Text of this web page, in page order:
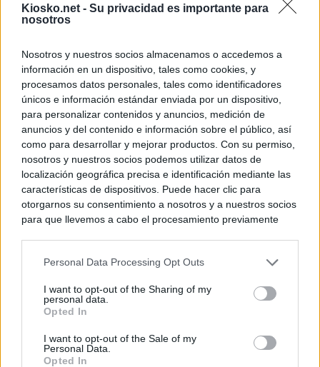
Kiosko.net - Su privacidad es importante para
nosotros
Nosotros y nuestros socios almacenamos o accedemos a
información en un dispositivo, tales como cookies, y
procesamos datos personales, tales como identificadores
únicos e información estándar enviada por un dispositivo,
para personalizar contenidos y anuncios, medición de
anuncios y del contenido e información sobre el público, así
como para desarrollar y mejorar productos. Con su permiso,
nosotros y nuestros socios podemos utilizar datos de
localización geográfica precisa e identificación mediante las
características de dispositivos. Puede hacer clic para
otorgarnos su consentimiento a nosotros y a nuestros socios
para que llevemos a cabo el procesamiento previamente
negar su consentimiento. Tenga en cuenta que algún
de su consentimiento, pero usted tiene el derecho de
rechazar tal procesamiento. Sus preferencias se aplicarán
cualquier momento entrando de nuevo en este sitio web o
visitando nuestra política de privacidad.
Personal Data Processing Opt Outs
I want to opt-out of the Sharing of my
personal data.
Opted In
I want to opt-out of the Sale of my
Personal Data.
Opted In